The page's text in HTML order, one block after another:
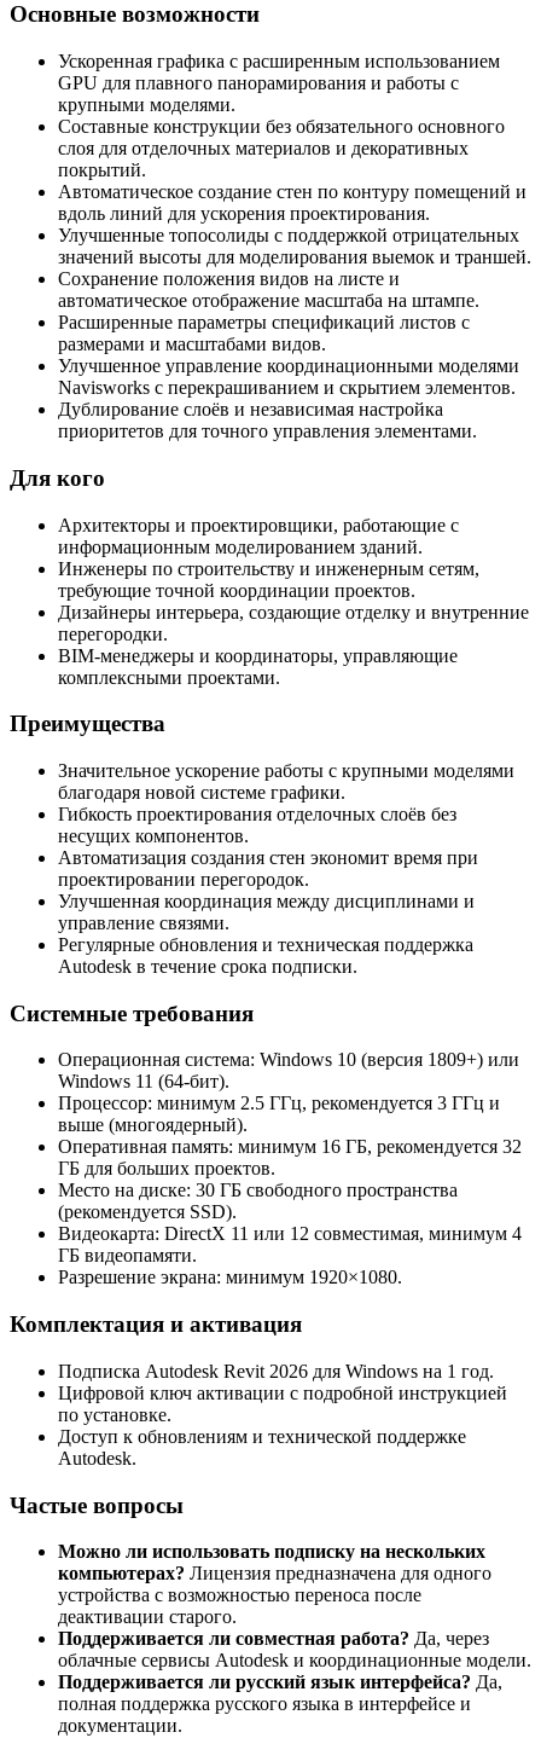
Основные возможности
Ускоренная графика с расширенным использованием
GPU для плавного панорамирования и работы с
крупными моделями.
Составные конструкции без обязательного основного
слоя для отделочных материалов и декоративных
покрытий.
Автоматическое создание стен по контуру помещений и
вдоль линий для ускорения проектирования.
Улучшенные топосолиды с поддержкой отрицательных
значений высоты для моделирования выемок и траншей.
Сохранение положения видов на листе и
автоматическое отображение масштаба на штампе.
Расширенные параметры спецификаций листов с
размерами и масштабами видов.
Улучшенное управление координационными моделями
Navisworks с перекрашиванием и скрытием элементов.
Дублирование слоёв и независимая настройка
приоритетов для точного управления элементами.
Для кого
Архитекторы и проектировщики, работающие с
информационным моделированием зданий.
Инженеры по строительству и инженерным сетям,
требующие точной координации проектов.
Дизайнеры интерьера, создающие отделку и внутренние
перегородки.
BIM-менеджеры и координаторы, управляющие
комплексными проектами.
Преимущества
Значительное ускорение работы с крупными моделями
благодаря новой системе графики.
Гибкость проектирования отделочных слоёв без
несущих компонентов.
Автоматизация создания стен экономит время при
проектировании перегородок.
Улучшенная координация между дисциплинами и
управление связями.
Регулярные обновления и техническая поддержка
Autodesk в течение срока подписки.
Системные требования
Операционная система: Windows 10 (версия 1809+) или
Windows 11 (64-бит).
Процессор: минимум 2.5 ГГц, рекомендуется 3 ГГц и
выше (многоядерный).
Оперативная память: минимум 16 ГБ, рекомендуется 32
ГБ для больших проектов.
Место на диске: 30 ГБ свободного пространства
(рекомендуется SSD).
Видеокарта: DirectX 11 или 12 совместимая, минимум 4
ГБ видеопамяти.
Разрешение экрана: минимум 1920×1080.
Комплектация и активация
Подписка Autodesk Revit 2026 для Windows на 1 год.
Цифровой ключ активации с подробной инструкцией
по установке.
Доступ к обновлениям и технической поддержке
Autodesk.
Частые вопросы
Можно ли использовать подписку на нескольких
компьютерах? Лицензия предназначена для одного
устройства с возможностью переноса после
деактивации старого.
Поддерживается ли совместная работа? Да, через
облачные сервисы Autodesk и координационные модели.
Поддерживается ли русский язык интерфейса? Да,
полная поддержка русского языка в интерфейсе и
документации.